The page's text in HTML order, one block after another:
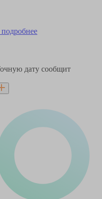
подробнее
дату сообщит